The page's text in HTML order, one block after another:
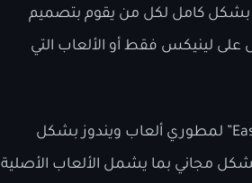
بشكل كامل لكل من يقوم بتصميم
لينيكس فقط أو الألعاب التي
في وقت سابق من هذا العام قامت شركة Epic بتوفير برنامج “Easy Anti-Cheat” لمطوري ألعاب ويندوز بشكل
مجاني بما يشمل الألعاب الأصلية